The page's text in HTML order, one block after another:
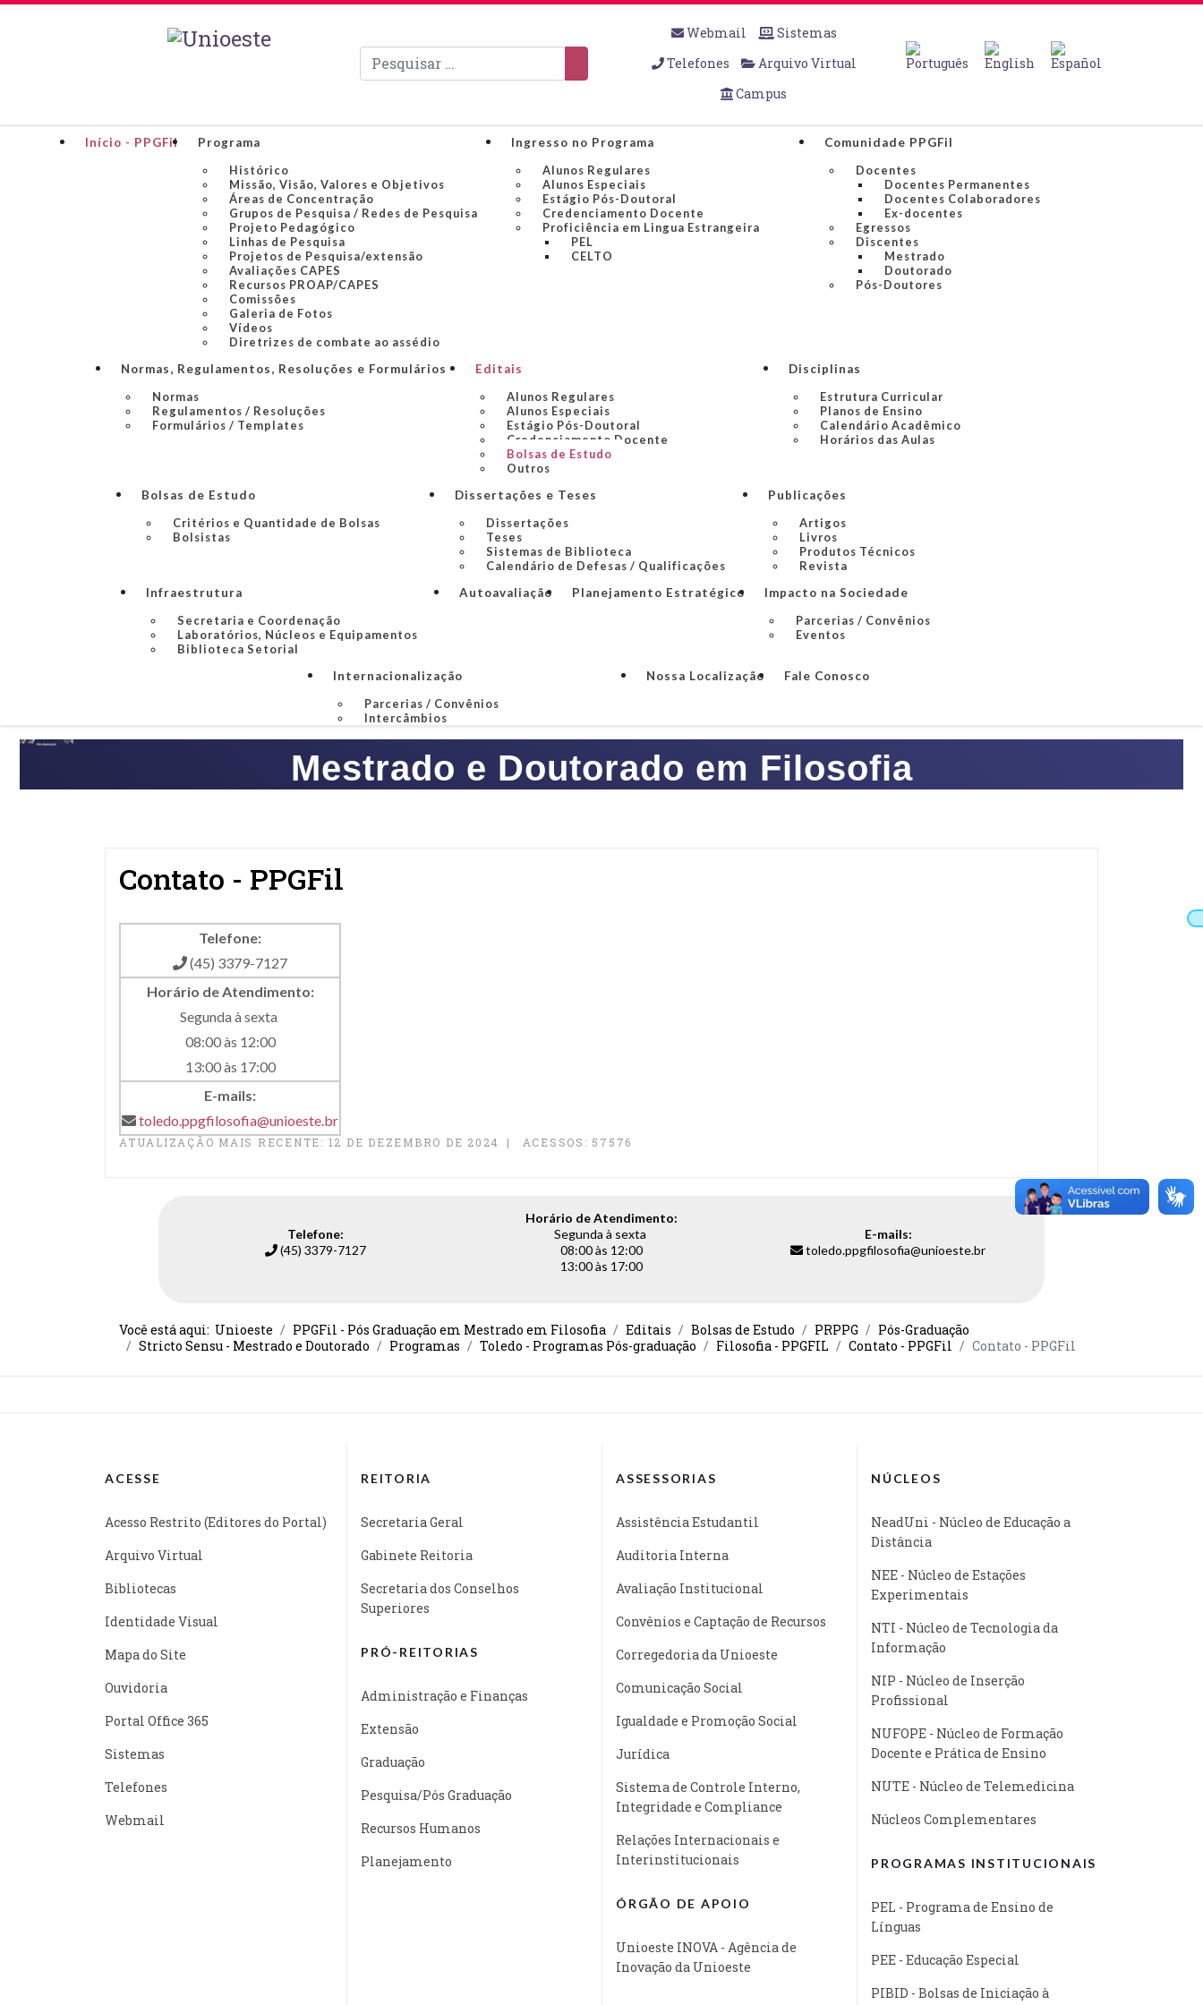
Pesquisar
Webmail
Sistemas
Telefones
Arquivo Virtual
Campus
Início - PPGFil
Programa
Histórico
Missão, Visão, Valores e Objetivos
Áreas de Concentração
Grupos de Pesquisa / Redes de Pesquisa
Projeto Pedagógico
Linhas de Pesquisa
Projetos de Pesquisa/extensão
Avaliações CAPES
Recursos PROAP/CAPES
Comissões
Galeria de Fotos
Vídeos
Diretrizes de combate ao assédio
Ingresso no Programa
Alunos Regulares
Alunos Especiais
Estágio Pós-Doutoral
Credenciamento Docente
Proficiência em Lingua Estrangeira
PEL
CELTO
Comunidade PPGFil
Docentes
Docentes Permanentes
Docentes Colaboradores
Ex-docentes
Egressos
Discentes
Mestrado
Doutorado
Pós-Doutores
Normas, Regulamentos, Resoluções e Formulários
Normas
Regulamentos / Resoluções
Formulários / Templates
Editais
Alunos Regulares
Alunos Especiais
Estágio Pós-Doutoral
Credenciamento Docente
Bolsas de Estudo
Outros
Disciplinas
Estrutura Curricular
Planos de Ensino
Calendário Acadêmico
Horários das Aulas
Bolsas de Estudo
Critérios e Quantidade de Bolsas
Bolsistas
Dissertações e Teses
Dissertações
Teses
Sistemas de Biblioteca
Calendário de Defesas / Qualificações
Publicações
Artigos
Livros
Produtos Técnicos
Revista
Infraestrutura
Secretaria e Coordenação
Laboratórios, Núcleos e Equipamentos
Biblioteca Setorial
Autoavaliação Planejamento Estratégico
Impacto na Sociedade
Parcerias / Convênios
Eventos
Internacionalização
Parcerias / Convênios
Intercâmbios
Nossa Localização Fale Conosco
Mestrado e Doutorado em Filosofia
Contato - PPGFil
Telefone:
(45) 3379-7127
Horário de Atendimento:
Segunda à sexta
08:00 às 12:00
13:00 às 17:00
E-mails:
toledo.ppgfilosofia@unioeste.br
ATUALIZAÇÃO MAIS RECENTE: 12 DE DEZEMBRO DE 2024 ACESSOS: 57576
Telefone:
(45) 3379-7127
Horário de Atendimento:
Segunda à sexta
08:00 às 12:00
13:00 às 17:00
E-mails:
toledo.ppgfilosofia@unioeste.br
Você está aqui: Unioeste PPGFil - Pós Graduação em Mestrado em Filosofia Editais Bolsas de Estudo PRPPG
Pós-Graduação
Stricto Sensu - Mestrado e Doutorado
Programas Toledo - Programas Pós-graduação Filosofia - PPGFIL Contato - PPGFil Contato - PPGFil
ACESSE
Acesso Restrito (Editores do Portal)
Arquivo Virtual
Bibliotecas
Identidade Visual
Mapa do Site
Ouvidoria
Portal Office 365
Sistemas
Telefones
Webmail
REITORIA
Secretaria Geral
Gabinete Reitoria
Secretaria dos Conselhos
Superiores
PRÓ-REITORIAS
Administração e Finanças
Extensão
Graduação
Pesquisa/Pós Graduação
Recursos Humanos
Planejamento
ASSESSORIAS
Assistência Estudantil
Auditoria Interna
Avaliação Institucional
Convênios e Captação de Recursos
Corregedoria da Unioeste
Comunicação Social
Igualdade e Promoção Social
Jurídica
Sistema de Controle Interno,
Integridade e Compliance
Relações Internacionais e
Interinstitucionais
ÓRGÃO DE APOIO
Unioeste INOVA - Agência de
Inovação da Unioeste
NÚCLEOS
NeadUni - Núcleo de Educação a
Distância
NEE - Núcleo de Estações
Experimentais
NTI - Núcleo de Tecnologia da
Informação
NIP - Núcleo de Inserção
Profissional
NUFOPE - Núcleo de Formação
Docente e Prática de Ensino
NUTE - Núcleo de Telemedicina
Núcleos Complementares
PROGRAMAS INSTITUCIONAIS
PEL - Programa de Ensino de
Línguas
PEE - Educação Especial
PIBID - Bolsas de Iniciação à